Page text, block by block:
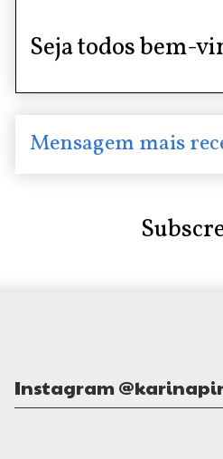
Seja todos bem-
Mensagem mais
Instagram